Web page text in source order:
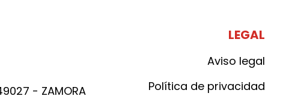
- ZAMORA
LEGAL
Aviso legal
Política de privacidad